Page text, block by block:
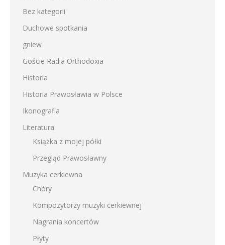
Bez kategorii
Duchowe spotkania
gniew
Goście Radia Orthodoxia
Historia
Historia Prawosławia w Polsce
Ikonografia
Literatura
Książka z mojej półki
Przegląd Prawosławny
Muzyka cerkiewna
Chóry
Kompozytorzy muzyki cerkiewnej
Nagrania koncertów
Płyty